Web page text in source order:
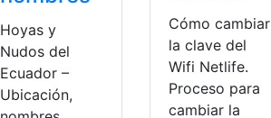
Hoyas y
Nudos del
Ecuador –
Ubicación,
Cómo cambiar
la clave del
Wifi Netlife.
Proceso para
cambiar la